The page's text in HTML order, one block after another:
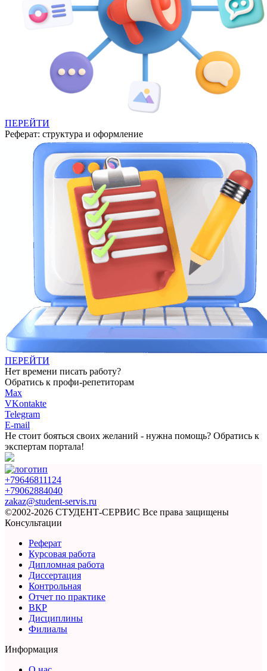
ПЕРЕЙТИ
Реферат: структура и оформление
ПЕРЕЙТИ
Нет времени писать работу?
Обратись к профи-репетиторам
Max
VKontakte
Telegram
E-mail
Не стоит бояться своих желаний - нужна помощь? Обратись к
экспертам портала!
+79646811124
+79062884040
zakaz@student-servis.ru
©2002-2026 СТУДЕНТ-СЕРВИС Все права защищены
Консультации
Реферат
Курсовая работа
Дипломная работа
Диссертация
Контрольная
Отчет по практике
ВКР
Дисциплины
Филиалы
Информация